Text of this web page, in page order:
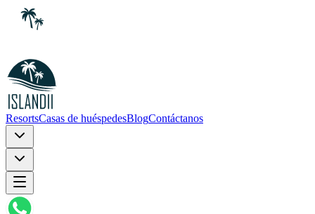
ResortsCasas de huéspedesBlogContáctanos